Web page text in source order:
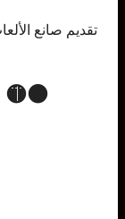
الحراش 🟡⚫